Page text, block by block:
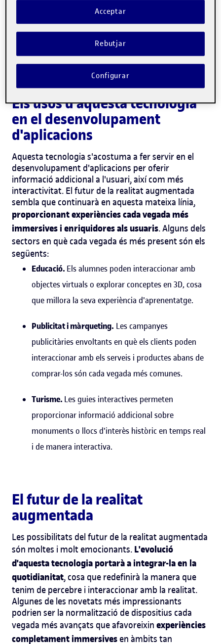
La realitat augmentada és una tecnologia que
permet la superposició d'elements virtuals sobre
D'aquesta manera, permet als
usuaris interactuar amb la virtualitat per mitjà de
dispositius com ara telèfons mòbils, tauletes o
ulleres de realitat augmentada.
Els usos d'aquesta tecnologia
en el desenvolupament
d'aplicacions
Aquesta tecnologia s'acostuma a fer servir en el
desenvolupament d'aplicacions per oferir
informació addicional a l'usuari, així com més
interactivitat. El futur de la realitat augmentada
sembla que continuarà en aquesta mateixa línia,
proporcionant experiències cada vegada més
immersives i enriquidores als usuaris. Alguns dels
sectors en què cada vegada és més present són els
següents:
Educació. Els alumnes poden interaccionar amb
objectes virtuals o explorar conceptes en 3D, cosa
que millora la seva experiència d'aprenentatge.
Publicitat i màrqueting. Les campanyes
publicitàries envoltants en què els clients poden
interaccionar amb els serveis i productes abans de
comprar-los són cada vegada més comunes.
Turisme. Les guies interactives permeten
proporcionar informació addicional sobre
monuments o llocs d'interès històric en temps real
i de manera interactiva.
El futur de la realitat
augmentada
Les possibilitats del futur de la realitat augmentada
són moltes i molt emocionants. L'evolució
d'aquesta tecnologia portarà a integrar-la en la
quotidianitat, cosa que redefinirà la manera que
tenim de percebre i interaccionar amb la realitat.
Algunes de les novetats més impressionants
podrien ser la normalització de dispositius cada
vegada més avançats que afavoreixin experiències
completament immersives en àmbits tan
Rebutjar
Acceptar
Configurar